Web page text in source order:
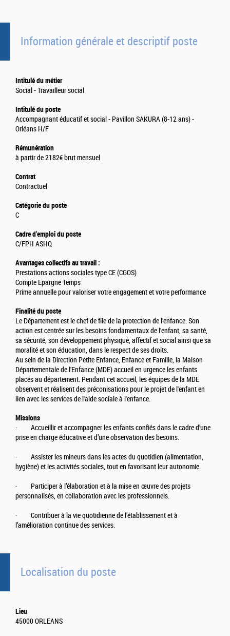
Information générale et descriptif poste
Intitulé du métier
Social - Travailleur social
Intitulé du poste
Accompagnant éducatif et social - Pavillon SAKURA (8-12 ans) -
Orléans H/F
Rémunération
à partir de 2182€ brut mensuel
Contrat
Contractuel
Catégorie du poste
C
Cadre d'emploi du poste
C/FPH ASHQ
Avantages collectifs au travail :
Prestations actions sociales type CE (CGOS)
Compte Epargne Temps
Prime annuelle pour valoriser votre engagement et votre performance
Finalité du poste
Le Département est le chef de file de la protection de l'enfance. Son
action est centrée sur les besoins fondamentaux de l'enfant, sa santé,
sa sécurité, son développement physique, affectif et social ainsi que sa
moralité et son éducation, dans le respect de ses droits.
Au sein de la Direction Petite Enfance, Enfance et Famille, la Maison
Départementale de l'Enfance (MDE) accueil en urgence les enfants
placés au département. Pendant cet accueil, les équipes de la MDE
observent et réalisent des préconisations pour le projet de l'enfant en
lien avec les services de l'aide sociale à l'enfance.
Missions
· Accueillir et accompagner les enfants confiés dans le cadre d’une
prise en charge éducative et d’une observation des besoins.
· Assister les mineurs dans les actes du quotidien (alimentation,
hygiène) et les activités sociales, tout en favorisant leur autonomie.
· Participer à l’élaboration et à la mise en œuvre des projets
personnalisés, en collaboration avec les professionnels.
· Contribuer à la vie quotidienne de l’établissement et à
l’amélioration continue des services.
Localisation du poste
Lieu
45000 ORLEANS